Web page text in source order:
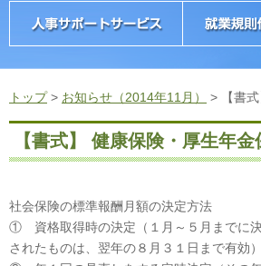
トップ> お知らせ（2014年11月） > 【書
【書式】 健康保険・厚生年
社会保険の標準報酬月額の決定方法
① 資格取得時の決定（１月～５月までに
されたものは、翌年の８月３１日まで有効）